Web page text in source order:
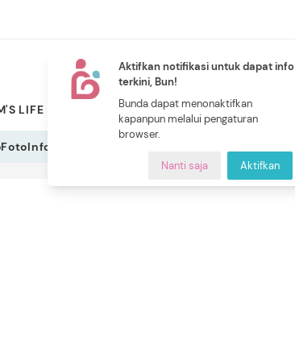
Aktifkan notifikasi untuk dapat info
terkini, Bun!
Bunda dapat menonaktifkan
kapanpun melalui pengaturan
browser.
Nanti saja Aktifkan
LIFE PILIHAN BUNDA
NEW
CERITA BUNDA
FotoInfografis